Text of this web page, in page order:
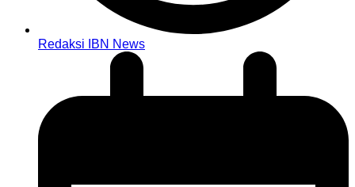
Redaksi IBN News